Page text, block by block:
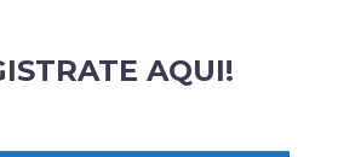
AQUI!